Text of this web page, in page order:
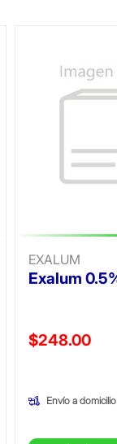
EXALUM
Exalum
Precio
$248.00
Envío a domicilio